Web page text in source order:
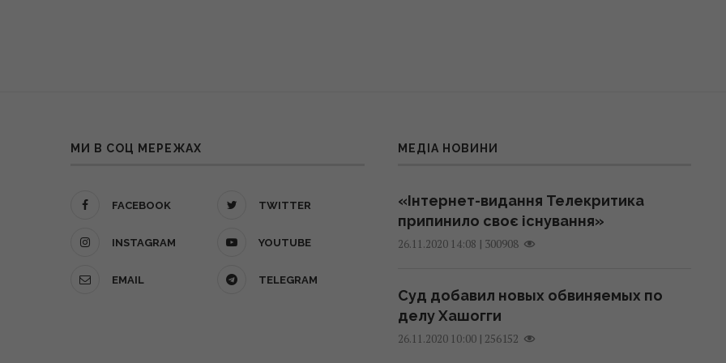
МИ В СОЦ МЕРЕЖАХ
FACEBOOK TWITTER
INSTAGRAM YOUTUBE
EMAIL TELEGRAM
МЕДІА НОВИНИ
«Інтернет-видання Телекритика
припинило своє існування»
26.11.2020 14:08 | 300908
Суд добавил новых обвиняемых по
делу Хашогги
26.11.2020 10:00| 256152